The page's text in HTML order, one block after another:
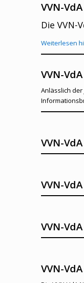
VVN-
Die VVN-
Weiterlesen
VVN-
Anlässlich
VVN-
VVN-
VVN-
VVN-